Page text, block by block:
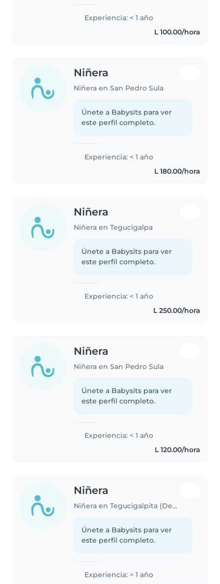
Experiencia: < 1 año
L 100.00/hora
Niñera
Niñera en San Pedro Sula
Únete a Babysits para ver
este perfil completo.
Experiencia: < 1 año
L 180.00/hora
Niñera
Niñera en Tegucigalpa
Únete a Babysits para ver
este perfil completo.
Experiencia: < 1 año
L 250.00/hora
Niñera
Niñera en San Pedro Sula
Únete a Babysits para ver
este perfil completo.
Experiencia: < 1 año
L 120.00/hora
Niñera
Niñera en Tegucigalpita (Departamento de Cortés)
Únete a Babysits para ver
este perfil completo.
Experiencia: > 1 año